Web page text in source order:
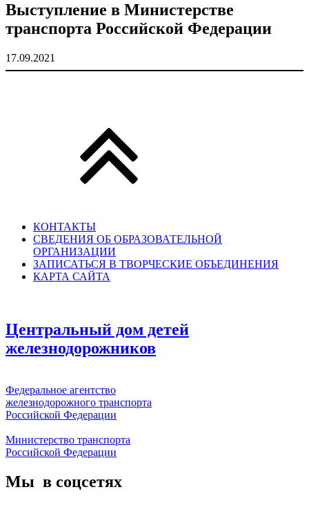
Выступление в Министерстве
транспорта Российской Федерации
17.09.2021
КОНТАКТЫ
СВЕДЕНИЯ ОБ ОБРАЗОВАТЕЛЬНОЙ
ОРГАНИЗАЦИИ
ЗАПИСАТЬСЯ В ТВОРЧЕСКИЕ ОБЪЕДИНЕНИЯ
КАРТА САЙТА
Центральный дом детей
железнодорожников
Федеральное агентство
железнодорожного транспорта
Российской Федерации
Министерство транспорта
Российской Федерации
Мы в соцсетях